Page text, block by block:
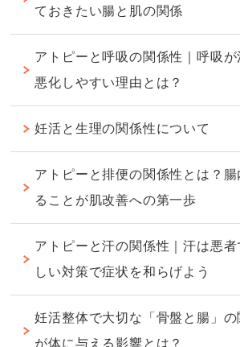
ておきたい腸と肌の関係
アトピーと呼吸の関係性｜呼吸
悪化しやすい理由とは？
妊活と生理の関係性について
アトピーと排便の関係性とは？腸
ることが肌改善への第一歩
アトピーと汗の関係性｜汗は悪者
しい対策で症状を和らげよう
妊活整体で大切な「骨盤と腸」
が体に与える影響とは？